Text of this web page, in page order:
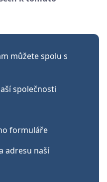
můžete spolu s
společnosti
formuláře
adresu naší